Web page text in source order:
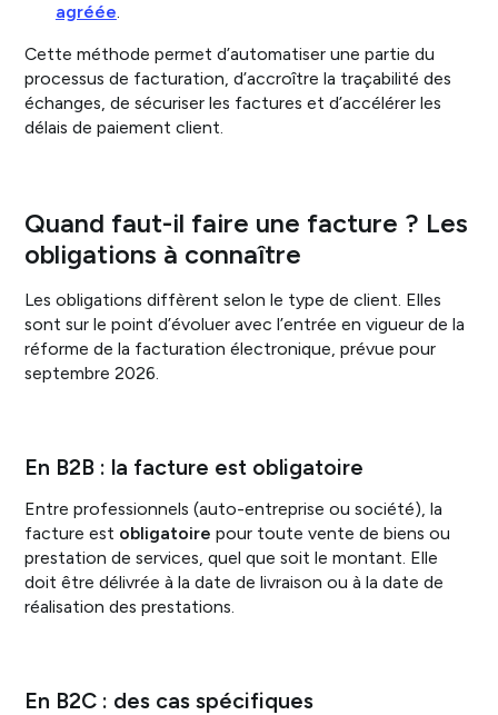
agréée.
Cette méthode permet d’automatiser une partie du
processus de facturation, d’accroître la traçabilité des
échanges, de sécuriser les factures et d’accélérer les
délais de paiement client.
Quand faut-il faire une facture ? Les
obligations à connaître
Les obligations diffèrent selon le type de client. Elles
sont sur le point d’évoluer avec l’entrée en vigueur de la
réforme de la facturation électronique, prévue pour
septembre 2026.
En B2B : la facture est obligatoire
Entre professionnels (auto-entreprise ou société), la
facture est obligatoirepour toute vente de biens ou
prestation de services, quel que soit le montant. Elle
doit être délivrée à la date de livraison ou à la date de
réalisation des prestations.
En B2C : des cas spécifiques